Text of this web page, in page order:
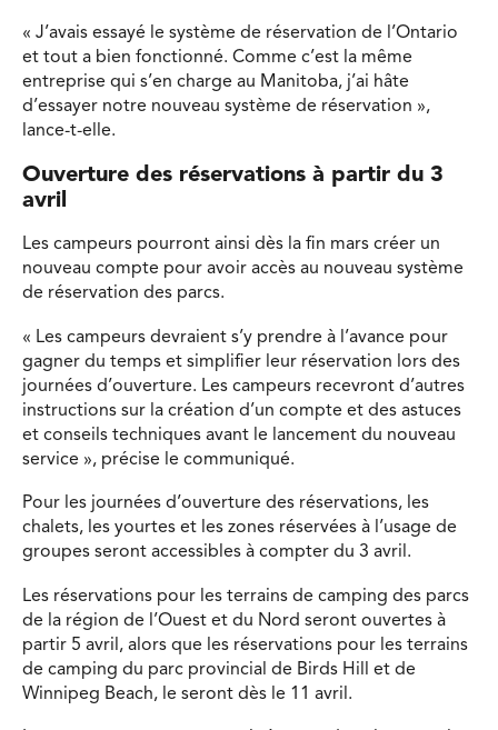
« J’avais essayé le système de réservation de l’Ontario
et tout a bien fonctionné. Comme c’est la même
entreprise qui s’en charge au Manitoba, j’ai hâte
d’essayer notre nouveau système de réservation »,
lance-t-elle.
Ouverture des réservations à partir du 3
avril
Les campeurs pourront ainsi dès la fin mars créer un
nouveau compte pour avoir accès au nouveau système
de réservation des parcs.
« Les campeurs devraient s’y prendre à l’avance pour
gagner du temps et simplifier leur réservation lors des
journées d’ouverture. Les campeurs recevront d’autres
instructions sur la création d’un compte et des astuces
et conseils techniques avant le lancement du nouveau
service », précise le communiqué.
Pour les journées d’ouverture des réservations, les
chalets, les yourtes et les zones réservées à l’usage de
groupes seront accessibles à compter du 3 avril.
Les réservations pour les terrains de camping des parcs
de la région de l’Ouest et du Nord seront ouvertes à
partir 5 avril, alors que les réservations pour les terrains
de camping du parc provincial de Birds Hill et de
Winnipeg Beach, le seront dès le 11 avril.